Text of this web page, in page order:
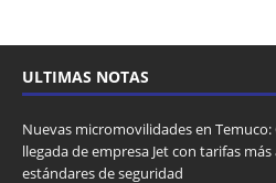
ULTIMAS NOTAS
Nuevas micromovilidades en Temuco:
llegada de empresa Jet con tarifas
estándares de seguridad